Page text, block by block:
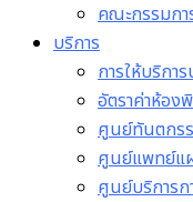
คณะกรรมกา
บริการ
การให้บริการ
อัตราค่าห้อง
ศูนย์ทันตกร
ศูนย์แพทย์แ
ศูนย์บริการก